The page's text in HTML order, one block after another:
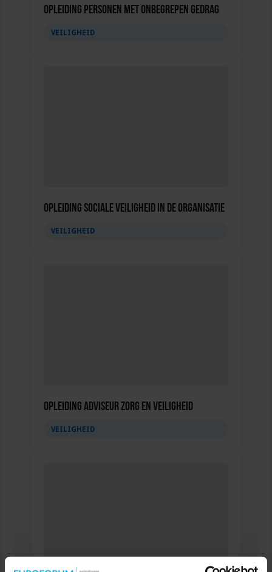
Opleiding Personen met onbegrepen gedrag
VEILIGHEID
Opleiding Sociale Veiligheid in de Organisatie
VEILIGHEID
Opleiding Adviseur zorg en veiligheid
VEILIGHEID